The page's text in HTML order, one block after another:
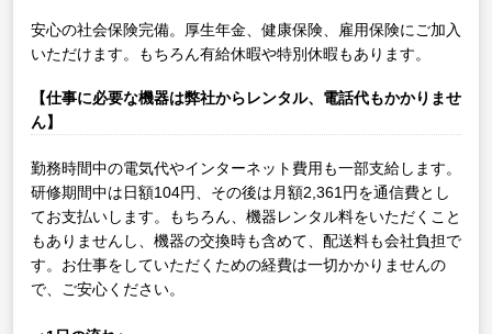
安心の社会保険完備。厚生年金、健康保険、雇用保険にご加入
いただけます。もちろん有給休暇や特別休暇もあります。
【仕事に必要な機器は弊社からレンタル、電話代もかかりませ
ん】
勤務時間中の電気代やインターネット費用も一部支給します。
研修期間中は日額104円、その後は月額2,361円を通信費とし
てお支払いします。もちろん、機器レンタル料をいただくこと
もありませんし、機器の交換時も含めて、配送料も会社負担で
す。お仕事をしていただくための経費は一切かかりませんの
で、ご安心ください。